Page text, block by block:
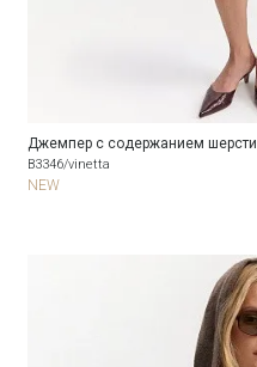
Джемпер с содержанием шерсти
B3346/vinetta
NEW